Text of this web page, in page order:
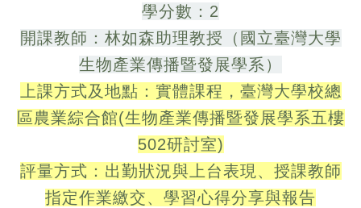
學分數：2
開課教師：林如森助理教授（國立臺灣大學
生物產業傳播暨發展學系）
上課方式及地點：實體課程， 臺灣大學校總
區農業綜合館(生物產業傳播暨發展學系五樓
502研討室)
評量方式：出勤狀況與上台表現、授課教師
指定作業繳交、學習心得分享與報告